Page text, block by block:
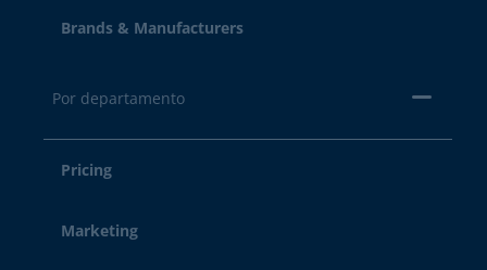
Brands & Manufacturers
Por departamento
Pricing
Marketing